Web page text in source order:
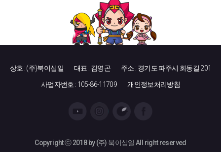
상호 : (주)북이십일 대표 : 김영곤 주소 : 경기도 파주시 회동길 201
사업자번호 : 105-86-11709 개인정보처리방침
Copyright ⓒ 2018 by (주) 북이십일 All right reserved